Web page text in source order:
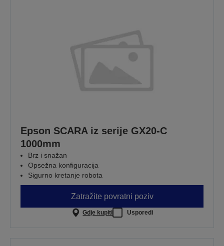
Epson SCARA iz serije GX20-C
1000mm
Brz i snažan
Opsežna konfiguracija
Sigurno kretanje robota
Zatražite povratni poziv
Gdje kupiti Usporedi